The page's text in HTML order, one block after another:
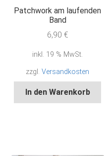
Patchwork am laufenden
Band
6,90 €
inkl. 19 % MwSt.
zzgl.Versandkosten
In den Warenkorb